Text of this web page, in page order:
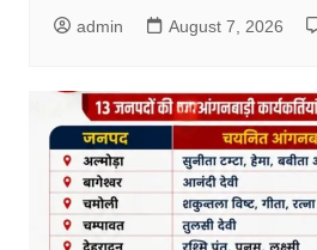
admin August 7, 2026